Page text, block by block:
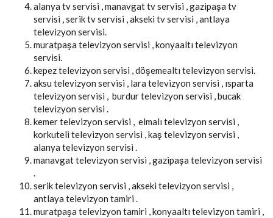
alanya tv servisi , manavgat tv servisi , gazipaşa tv
servisi , serik tv servisi , akseki tv servisi , antlaya
televizyon servisi.
muratpaşa televizyon servisi , konyaaltı televizyon
servisi.
kepez televizyon servisi , döşemealtı televizyon servisi.
aksu televizyon servisi , lara televizyon servisi , ısparta
televizyon servisi , burdur televizyon servisi , bucak
televizyon servisi .
kemer televizyon servisi , elmalı televizyon servisi ,
korkuteli televizyon servisi , kaş televizyon servisi ,
alanya televizyon servisi .
manavgat televizyon servisi , gazipaşa televizyon servisi
.
serik televizyon servisi , akseki televizyon servisi ,
antlaya televizyon tamiri .
muratpaşa televizyon tamiri , konyaaltı televizyon tamiri ,